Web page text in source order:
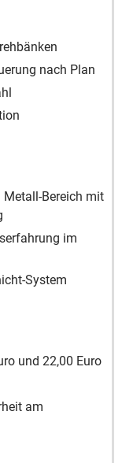
nach Plan
Bereich mit
im
System
und 22,00 Euro
am